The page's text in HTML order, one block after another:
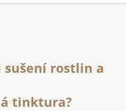
sušení rostlin a
tinktura?